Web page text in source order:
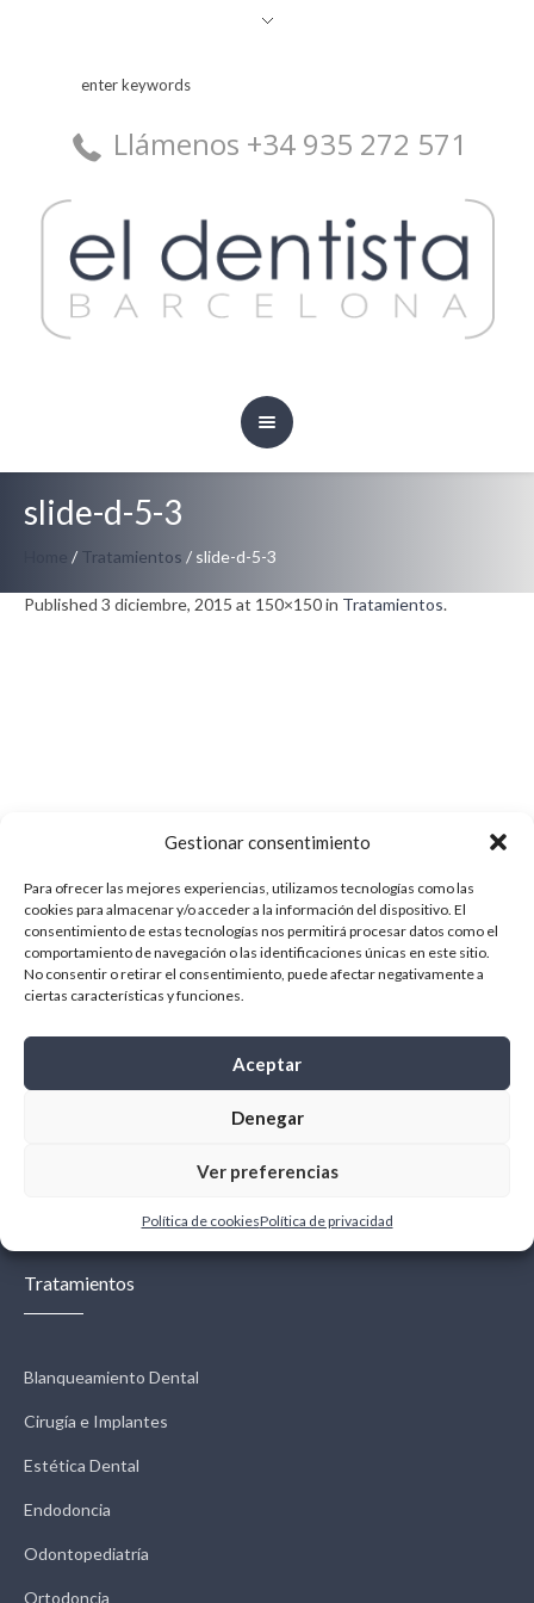
Gestionar consentimiento
Para ofrecer las mejores experiencias, utilizamos tecnologías como las
cookies para almacenar y/o acceder a la información del dispositivo. El
consentimiento de estas tecnologías nos permitirá procesar datos como el
comportamiento de navegación o las identificaciones únicas en este sitio.
No consentir o retirar el consentimiento, puede afectar negativamente a
ciertas características y funciones.
Aceptar
Denegar
Ver preferencias
Política de cookiesPolítica de privacidad
Llámenos +34 935 272 571
slide-d-5-3
/ Tratamientos / slide-d-5-3
Published 3 diciembre, 2015 at 150×150 in Tratamientos.
Tratamientos
Blanqueamiento Dental
Cirugía e Implantes
Estética Dental
Endodoncia
Odontopediatría
Ortodoncia